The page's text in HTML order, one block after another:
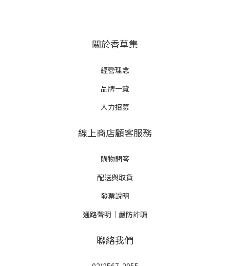
關於香草集
經營理念
品牌一覽
人力招募
線上商店顧客服務
購物問答
配送與取貨
發票說明
通路聲明｜嚴防詐騙
聯絡我們